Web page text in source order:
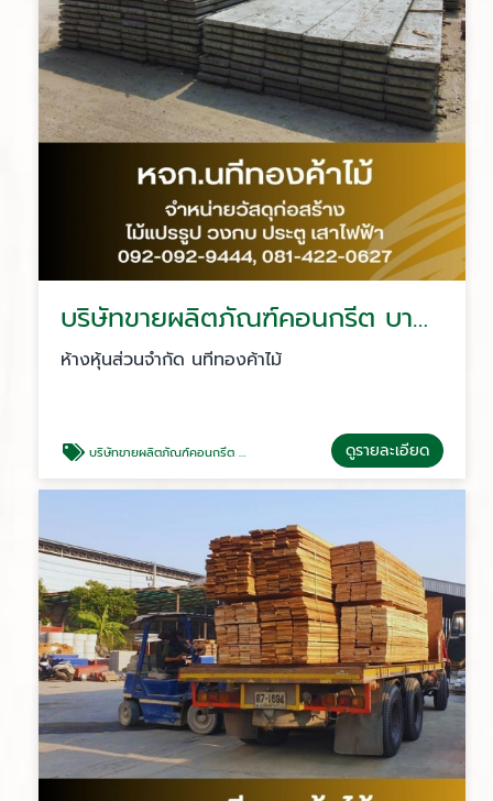
บริษัทขายผลิตภัณฑ์คอนกรีต บางเสาธง
ห้างหุ้นส่วนจำกัด นทีทองค้าไม้
บริษัทขายผลิตภัณฑ์คอนกรีต บางเสาธง ดูรายละเอียด